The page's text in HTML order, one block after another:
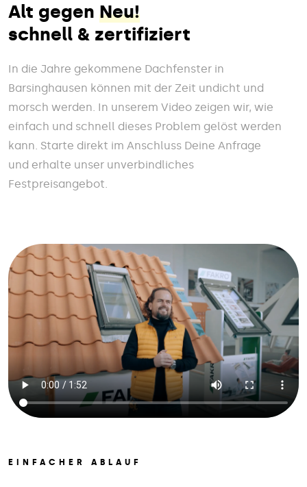
Alt gegen Neu!
schnell & zertifiziert
In die Jahre gekommene Dachfenster in
Barsinghausen können mit der Zeit undicht und
morsch werden. In unserem Video zeigen wir, wie
einfach und schnell dieses Problem gelöst werden
kann. Starte direkt im Anschluss Deine Anfrage
und erhalte unser unverbindliches
Festpreisangebot.
EINFACHER ABLAUF